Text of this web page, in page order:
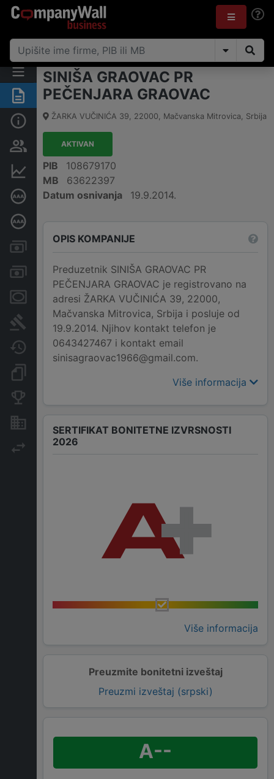
Rezime
Osnovni podaci
Vlasnička struktura
Finansijski podaci
Sertifikat bonitetne izvrsnosti
Dubinska bonitetna ocena
Računi i blokade
Menice i zaloge
Javne nabavke
Izvoz
SINIŠA GRAOVAC PR
PEČENJARA GRAOVAC
ŽARKA VUČINIĆA 39, 22000, Mačvanska Mitrovica, Srbija
AKTIVAN
PIB
108679170
MB
63622397
Datum osnivanja
19.9.2014.
OPIS KOMPANIJE
Preduzetnik SINIŠA GRAOVAC PR
PEČENJARA GRAOVAC je registrovano na
adresi ŽARKA VUČINIĆA 39, 22000,
Mačvanska Mitrovica, Srbija i posluje od
19.9.2014. Njihov kontakt telefon je
0643427467 i kontakt email
sinisagraovac1966@gmail.com.
Više informacija
SERTIFIKAT BONITETNE IZVRSNOSTI
2026
Više informacija
Preuzmite bonitetni izveštaj
Preuzmi izveštaj (srpski)
A--